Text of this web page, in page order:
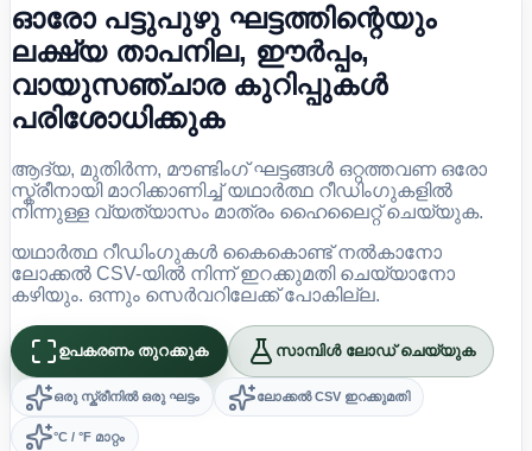
ഓരോ പട്ടുപുഴു ഘട്ടത്തിന്റെയും
ലക്ഷ്യ താപനില, ഈർപ്പം,
വായുസഞ്ചാര കുറിപ്പുകൾ
പരിശോധിക്കുക
ആദ്യ, മുതിർന്ന, മൗണ്ടിംഗ് ഘട്ടങ്ങൾ ഒറ്റത്തവണ ഒരോ
സ്ക്രീനായി മാറിക്കാണിച്ച് യഥാർത്ഥ റീഡിംഗുകളിൽ
നിന്നുള്ള വ്യത്യാസം മാത്രം ഹൈലൈറ്റ് ചെയ്യുക.
യഥാർത്ഥ റീഡിംഗുകൾ കൈകൊണ്ട് നൽകാനോ
ലോക്കൽ CSV-യിൽ നിന്ന് ഇറക്കുമതി ചെയ്യാനോ
കഴിയും. ഒന്നും സെർവറിലേക്ക് പോകില്ല.
ഉപകരണം തുറക്കുക സാമ്പിൾ ലോഡ് ചെയ്യുക
ഒരു സ്ക്രീനിൽ ഒരു ഘട്ടം ലോക്കൽ CSV ഇറക്കുമതി
°C / °F മാറ്റം